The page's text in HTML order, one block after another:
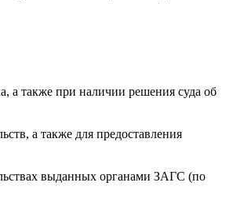
а также при наличии решения суда об
а также для предоставления
выданных органами ЗАГС (по